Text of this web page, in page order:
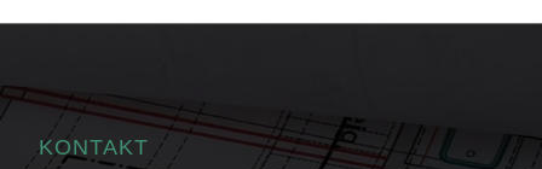
KONTAKT